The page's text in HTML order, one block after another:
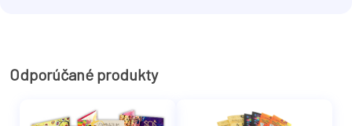
Odporúčané produkty